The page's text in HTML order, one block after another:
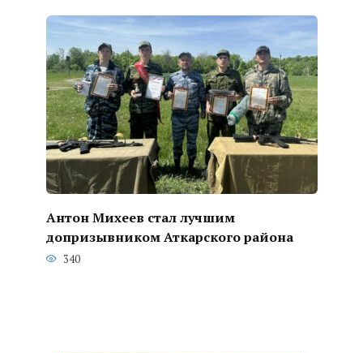
Антон Михеев стал лучшим
допризывником Аткарского района
340